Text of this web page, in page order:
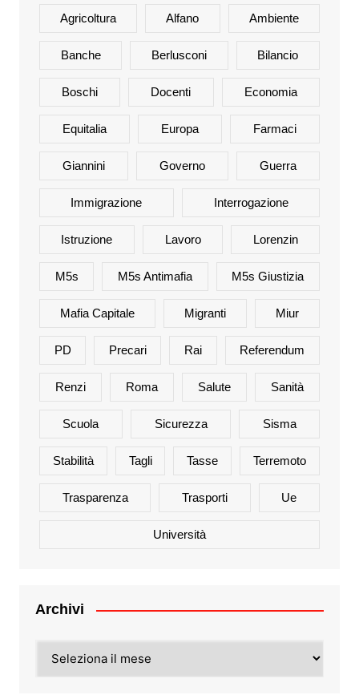
Agricoltura Alfano Ambiente
Banche Berlusconi Bilancio
Boschi Docenti Economia
Equitalia Europa Farmaci
Giannini Governo Guerra
Immigrazione Interrogazione
Istruzione Lavoro Lorenzin
M5s M5s Antimafia M5s Giustizia
Mafia Capitale Migranti Miur
PD Precari Rai Referendum
Renzi Roma Salute Sanità
Scuola Sicurezza Sisma
Stabilità Tagli Tasse Terremoto
Trasparenza Trasporti Ue
Università
Archivi